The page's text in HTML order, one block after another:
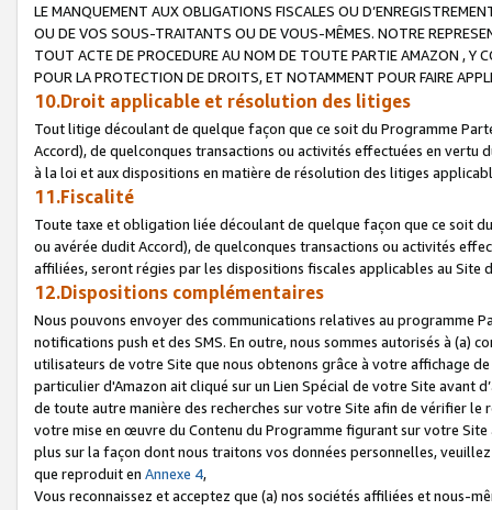
LE MANQUEMENT AUX OBLIGATIONS FISCALES OU
OU DE VOS SOUS-TRAITANTS OU DE VOUS-MÊMES. NOTRE
TOUT ACTE DE PROCEDURE AU NOM DE TOUTE PARTIE AMAZON , Y
POUR LA PROTECTION DE DROITS, ET NOTAMMENT POUR FAIRE
10.Droit applicable et résolution des litiges
Tout litige découlant de quelque façon que ce soit du Programme
Accord), de quelconques transactions ou activités effectuées en vertu
à la loi et aux dispositions en matière de résolution des litiges
11.Fiscalité
Toute taxe et obligation liée découlant de quelque façon que ce soit
ou avérée dudit Accord), de quelconques transactions ou activités
affiliées, seront régies par les dispositions fiscales applicables au Site
12.Dispositions complémentaires
Nous pouvons envoyer des communications relatives au programme
notifications push et des SMS. En outre, nous sommes autorisés à
utilisateurs de votre Site que nous obtenons grâce à votre affichage
particulier d'Amazon ait cliqué sur un Lien Spécial de votre Site avant
de toute autre manière des recherches sur votre Site afin de vérifier
votre mise en œuvre du Contenu du Programme figurant sur votre
plus sur la façon dont nous traitons vos données personnelles,
que reproduit en Annexe 4,
Vous reconnaissez et acceptez que (a) nos sociétés affiliées et nous-